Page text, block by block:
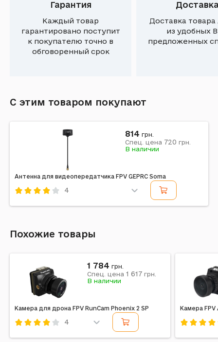
Гарантия
Каждый товар
гарантировано поступит
к покупателю точно в
обговоренный срок
Доставка
из удобных
предложенных
С этим товаром покупают
Антенна для видеопередатчика FPV GEPRC Soma
4
814 грн.
Спец. цена 720 грн.
В наличии
Похожие товары
Камера для дрона FPV RunCam Phoenix 2 SP
4
1 784 грн.
Спец. цена 1 617 грн.
В наличии
Камера FPV